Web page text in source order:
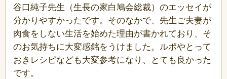
谷口純子先生（生長の家白鳩会総裁）のエッセイが
分かりやすかったです。そのなかで、先生ご夫妻が
肉食をしない生活を始めた理由が書かれており、そ
のお気持ちに大変感銘をうけました。ルポやとって
おきレシピなども大変参考になり、とても良かった
です。